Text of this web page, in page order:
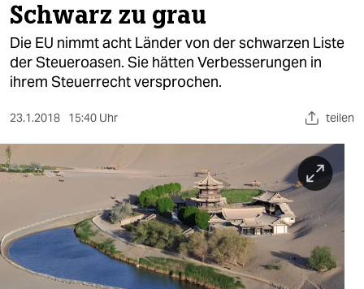
politik
öko
sport
nord
wahrheit
Schwarz zu grau
Die EU nimmt acht Länder von der schwarzen Liste
der Steueroasen. Sie hätten Verbesserungen in
ihrem Steuerrecht versprochen.
23.1.2018 15:40 Uhr teilen